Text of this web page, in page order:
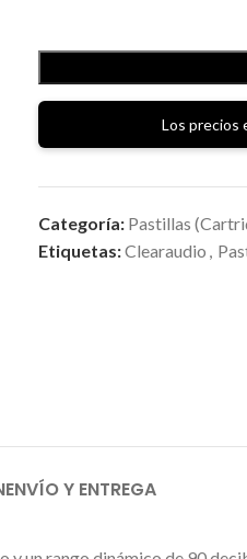
Los precios
Categoría: Pastillas
Etiquetas:Clearaudio ,
ENVÍO Y ENTREGA